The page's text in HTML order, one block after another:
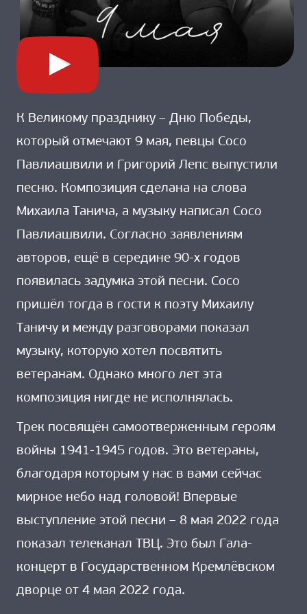
К Великому празднику – Дню Победы,
который отмечают 9 мая, певцы Сосо
Павлиашвили и Григорий Лепс выпустили
песню. Композиция сделана на слова
Михаила Танича, а музыку написал Сосо
Павлиашвили. Согласно заявлениям
авторов, ещё в середине 90-х годов
появилась задумка этой песни. Сосо
пришёл тогда в гости к поэту Михаилу
Таничу и между разговорами показал
музыку, которую хотел посвятить
ветеранам. Однако много лет эта
композиция нигде не исполнялась.
Трек посвящён самоотверженным героям
войны 1941-1945 годов. Это ветераны,
благодаря которым у нас в вами сейчас
мирное небо над головой! Впервые
выступление этой песни – 8 мая 2022 года
показал телеканал ТВЦ. Это был Гала-
концерт в Государственном Кремлёвском
дворце от 4 мая 2022 года.